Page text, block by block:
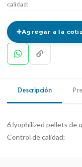
calidad:
Agregar a la
Descripción
6 lyophilized pellets de
Control de calidad: